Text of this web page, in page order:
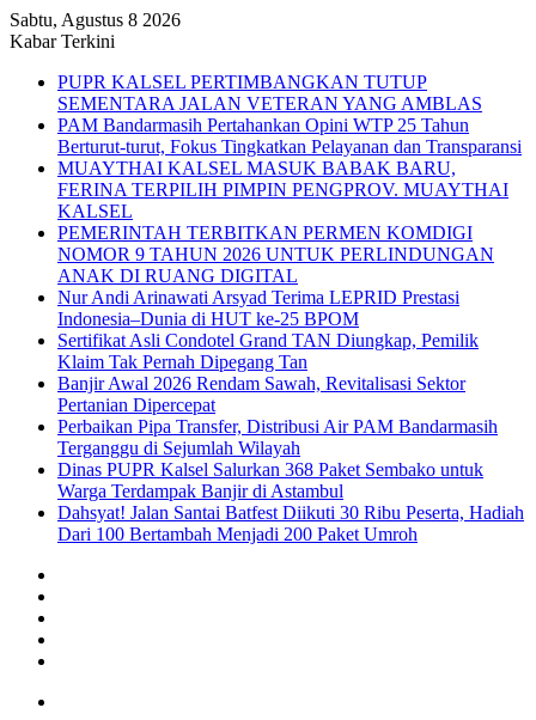
Sabtu, Agustus 8 2026
Kabar Terkini
PUPR KALSEL PERTIMBANGKAN TUTUP
SEMENTARA JALAN VETERAN YANG AMBLAS
PAM Bandarmasih Pertahankan Opini WTP 25 Tahun
Berturut-turut, Fokus Tingkatkan Pelayanan dan Transparansi
MUAYTHAI KALSEL MASUK BABAK BARU,
FERINA TERPILIH PIMPIN PENGPROV. MUAYTHAI
KALSEL
PEMERINTAH TERBITKAN PERMEN KOMDIGI
NOMOR 9 TAHUN 2026 UNTUK PERLINDUNGAN
ANAK DI RUANG DIGITAL
Nur Andi Arinawati Arsyad Terima LEPRID Prestasi
Indonesia–Dunia di HUT ke-25 BPOM
Sertifikat Asli Condotel Grand TAN Diungkap, Pemilik
Klaim Tak Pernah Dipegang Tan
Banjir Awal 2026 Rendam Sawah, Revitalisasi Sektor
Pertanian Dipercepat
Perbaikan Pipa Transfer, Distribusi Air PAM Bandarmasih
Terganggu di Sejumlah Wilayah
Dinas PUPR Kalsel Salurkan 368 Paket Sembako untuk
Warga Terdampak Banjir di Astambul
Dahsyat! Jalan Santai Batfest Diikuti 30 Ribu Peserta, Hadiah
Dari 100 Bertambah Menjadi 200 Paket Umroh